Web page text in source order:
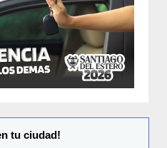
tu ciudad!